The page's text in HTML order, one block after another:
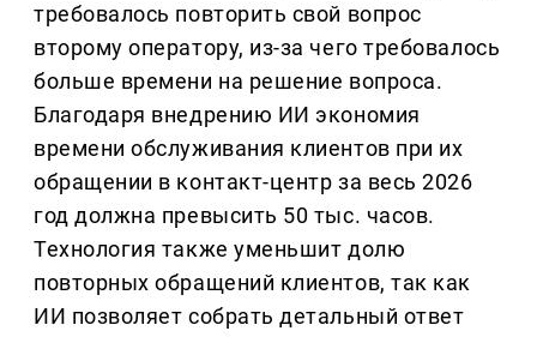
требовалось повторить свой вопрос
второму оператору, из-за чего требовалось
больше времени на решение вопроса.
Благодаря внедрению ИИ экономия
времени обслуживания клиентов при их
обращении в контакт-центр за весь 2026
год должна превысить 50 тыс. часов.
Технология также уменьшит долю
повторных обращений клиентов, так как
ИИ позволяет собрать детальный ответ